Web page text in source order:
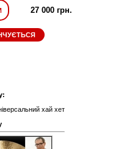
27 000 грн.
хай хет